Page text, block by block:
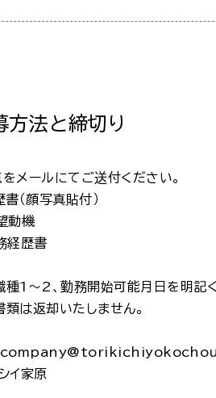
方法と締切り
メールにてご送付ください。
（顔写真貼付）
動機
歴書
1～2、勤務開始可能月日を明記く
は返却いたしません。
イ家原